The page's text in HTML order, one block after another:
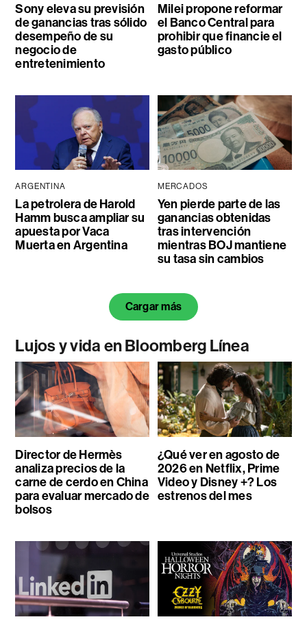
Sony eleva su previsión
de ganancias tras sólido
desempeño de su
negocio de
entretenimiento
Milei propone reformar
el Banco Central para
prohibir que financie el
gasto público
ARGENTINA
La petrolera de Harold
Hamm busca ampliar su
apuesta por Vaca
Muerta en Argentina
MERCADOS
Yen pierde parte de las
ganancias obtenidas
tras intervención
mientras BOJ mantiene
su tasa sin cambios
Cargar más
Lujos y vida en Bloomberg Línea
Director de Hermès
analiza precios de la
carne de cerdo en China
para evaluar mercado de
bolsos
¿Qué ver en agosto de
2026 en Netflix, Prime
Video y Disney +? Los
estrenos del mes